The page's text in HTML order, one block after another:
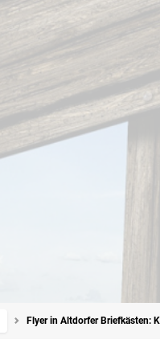
Flyer in Altdorfer Briefkästen: